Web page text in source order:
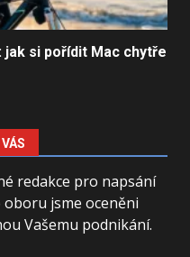
jak si pořídit Mac chytře
redakce pro napsání
oboru jsme oceněni
Vašemu podnikání.